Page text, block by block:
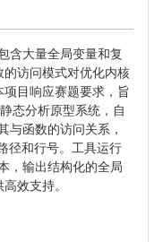
含大量全局变量和复
访问模式对优化内核
目响应赛题要求，旨
态分析原型系统，自
与函数的访问关系，
径和行号。工具运行
，输出结构化的全局
效支持。